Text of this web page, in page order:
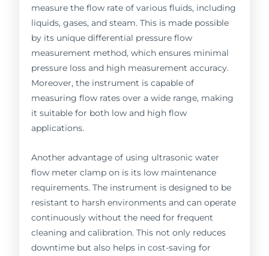
measure the flow rate of various fluids, including
liquids, gases, and steam. This is made possible
by its unique differential pressure flow
measurement method, which ensures minimal
pressure loss and high measurement accuracy.
Moreover, the instrument is capable of
measuring flow rates over a wide range, making
it suitable for both low and high flow
applications.
Another advantage of using ultrasonic water
flow meter clamp on is its low maintenance
requirements. The instrument is designed to be
resistant to harsh environments and can operate
continuously without the need for frequent
cleaning and calibration. This not only reduces
downtime but also helps in cost-saving for